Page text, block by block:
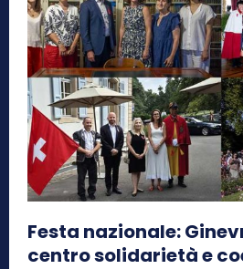
Festa nazionale:
centro solidarietà e